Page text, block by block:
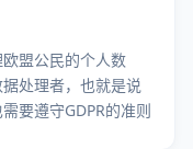
盟公民的个人数
处理者，也就是说
要遵守GDPR的准则